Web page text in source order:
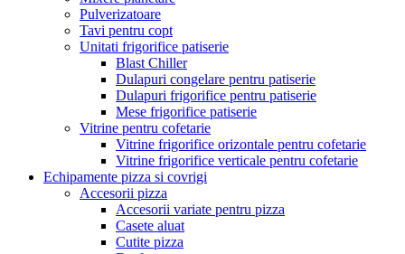
Pulverizatoare
Tavi pentru copt
Unitati frigorifice patiserie
Blast Chiller
Dulapuri congelare pentru patiserie
Dulapuri frigorifice pentru patiserie
Mese frigorifice patiserie
Vitrine pentru cofetarie
Vitrine frigorifice orizontale pentru cofetarie
Vitrine frigorifice verticale pentru cofetarie
Echipamente pizza si covrigi
Accesorii pizza
Accesorii variate pentru pizza
Casete aluat
Cutite pizza